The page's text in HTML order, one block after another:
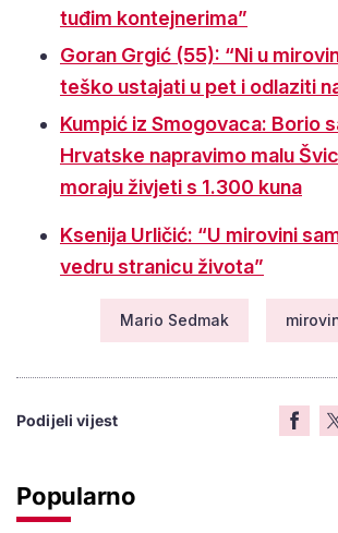
tuđim kontejnerima”
Goran Grgić (55): “Ni u
teško ustajati u pet i odlaziti
Kumpić iz Smogovaca: Borio
Hrvatske napravimo malu
moraju živjeti s 1.300 kuna
Ksenija Urličić: “U mirovini
vedru stranicu života”
Mario Sedmak
Podijeli vijest
Popularno